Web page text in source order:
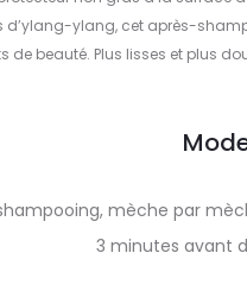
d’ylang-ylang, cet après-
de beauté. Plus lisses et plus
mèche par
3 minutes avant